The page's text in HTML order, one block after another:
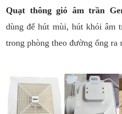
Quạt thông gió âm trần
dùng để hút mùi, hút khói âm
trong phòng theo đường ống ra